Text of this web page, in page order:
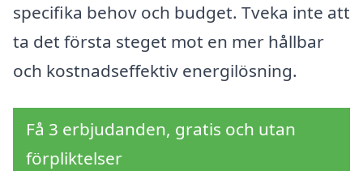
specifika behov och budget. Tveka inte att
ta det första steget mot en mer hållbar
och kostnadseffektiv energilösning.
Få 3 erbjudanden, gratis och utan
förpliktelser